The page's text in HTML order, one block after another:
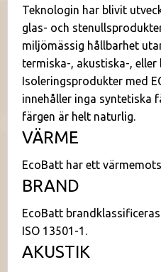
Teknologin har blivit
glas- och
miljömässig hållbarhet
termiska-, akustiska-, eller
Isoleringsprodukter med
innehåller inga syntetiska
färgen är helt naturlig.
VÄRME
EcoBatt har ett
BRAND
EcoBatt
ISO 13501-1.
AKUSTIK